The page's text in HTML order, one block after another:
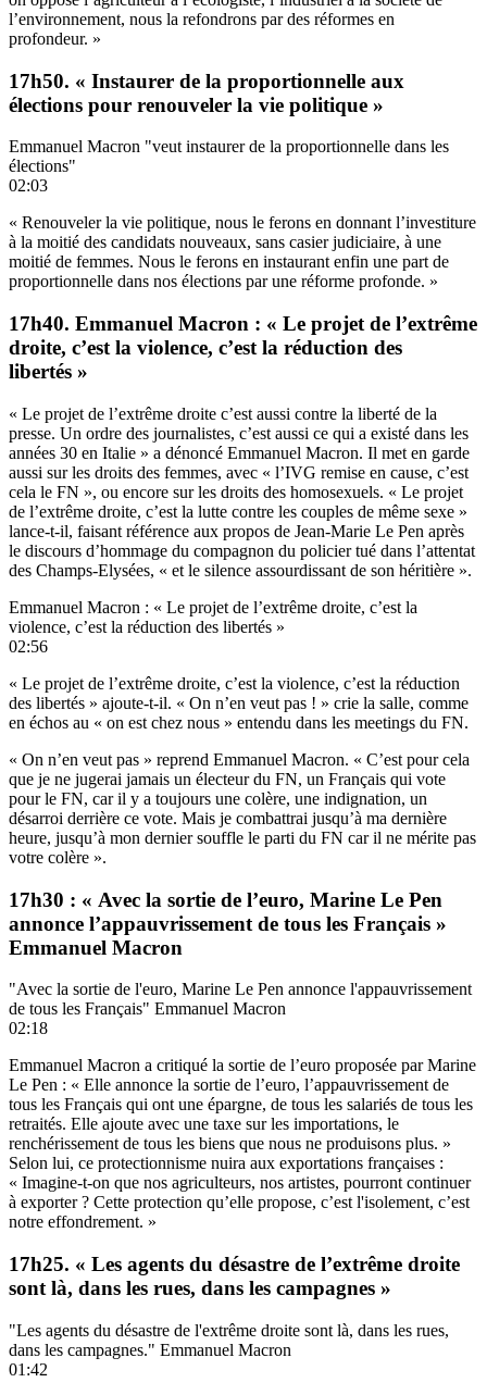
l’environnement, nous la refondrons par des réformes en
profondeur. »
17h50. « Instaurer de la proportionnelle aux
élections pour renouveler la vie politique »
Emmanuel Macron "veut instaurer de la proportionnelle dans les
élections"
02:03
« Renouveler la vie politique, nous le ferons en donnant l’investiture
à la moitié des candidats nouveaux, sans casier judiciaire, à une
moitié de femmes. Nous le ferons en instaurant enfin une part de
proportionnelle dans nos élections par une réforme profonde. »
17h40. Emmanuel Macron : « Le projet de l’extrême
droite, c’est la violence, c’est la réduction des
libertés »
« Le projet de l’extrême droite c’est aussi contre la liberté de la
presse. Un ordre des journalistes, c’est aussi ce qui a existé dans les
années 30 en Italie » a dénoncé Emmanuel Macron. Il met en garde
aussi sur les droits des femmes, avec « l’IVG remise en cause, c’est
cela le FN », ou encore sur les droits des homosexuels. « Le projet
de l’extrême droite, c’est la lutte contre les couples de même sexe »
lance-t-il, faisant référence aux propos de Jean-Marie Le Pen après
le discours d’hommage du compagnon du policier tué dans l’attentat
des Champs-Elysées, « et le silence assourdissant de son héritière ».
Emmanuel Macron : « Le projet de l’extrême droite, c’est la
violence, c’est la réduction des libertés »
02:56
« Le projet de l’extrême droite, c’est la violence, c’est la réduction
des libertés » ajoute-t-il. « On n’en veut pas ! » crie la salle, comme
en échos au « on est chez nous » entendu dans les meetings du FN.
« On n’en veut pas » reprend Emmanuel Macron. « C’est pour cela
que je ne jugerai jamais un électeur du FN, un Français qui vote
pour le FN, car il y a toujours une colère, une indignation, un
désarroi derrière ce vote. Mais je combattrai jusqu’à ma dernière
heure, jusqu’à mon dernier souffle le parti du FN car il ne mérite pas
votre colère ».
17h30 : « Avec la sortie de l’euro, Marine Le Pen
annonce l’appauvrissement de tous les Français »
Emmanuel Macron
"Avec la sortie de l'euro, Marine Le Pen annonce l'appauvrissement
de tous les Français" Emmanuel Macron
02:18
Emmanuel Macron a critiqué la sortie de l’euro proposée par Marine
Le Pen : « Elle annonce la sortie de l’euro, l’appauvrissement de
tous les Français qui ont une épargne, de tous les salariés de tous les
retraités. Elle ajoute avec une taxe sur les importations, le
renchérissement de tous les biens que nous ne produisons plus. »
Selon lui, ce protectionnisme nuira aux exportations françaises :
« Imagine-t-on que nos agriculteurs, nos artistes, pourront continuer
à exporter ? Cette protection qu’elle propose, c’est l'isolement, c’est
notre effondrement. »
17h25. « Les agents du désastre de l’extrême droite
sont là, dans les rues, dans les campagnes »
"Les agents du désastre de l'extrême droite sont là, dans les rues,
dans les campagnes." Emmanuel Macron
01:42